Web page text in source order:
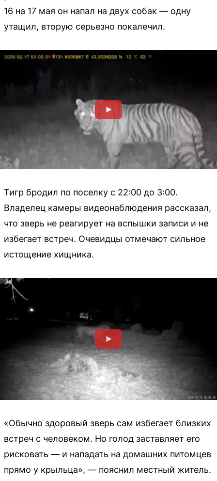
16 на 17 мая он напал на двух собак — одну
утащил, вторую серьезно покалечил.
Тигр бродил по поселку с 22:00 до 3:00.
Владелец камеры видеонаблюдения рассказал,
что зверь не реагирует на вспышки записи и не
избегает встреч. Очевидцы отмечают сильное
истощение хищника.
«Обычно здоровый зверь сам избегает близких
встреч с человеком. Но голод заставляет его
рисковать — и нападать на домашних питомцев
прямо у крыльца», — пояснил местный житель.